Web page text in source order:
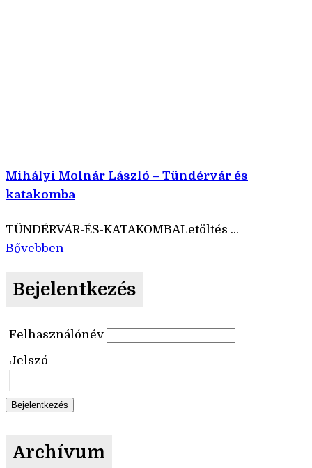
Mihályi Molnár László – Tündérvár és
katakomba
TÜNDÉRVÁR-ÉS-KATAKOMBALetöltés ...
Bővebben
Bejelentkezés
Felhasználónév
Jelszó
Archívum